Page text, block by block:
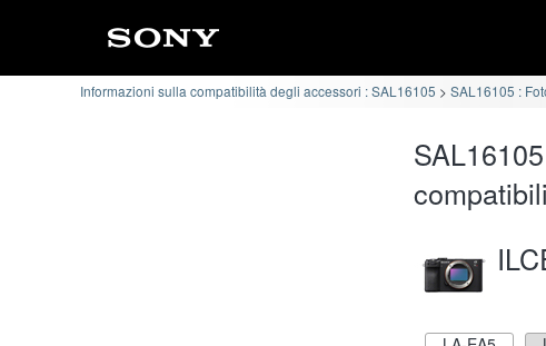
Informazioni sulla compatibilità degli accessori : SAL16105 SAL16105 :